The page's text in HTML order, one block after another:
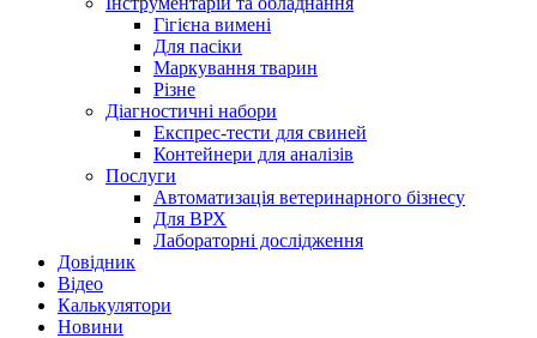
Гігієна вимені
Для пасіки
Маркування тварин
Різне
Діагностичні набори
Експрес-тести для свиней
Контейнери для аналізів
Послуги
Автоматизація ветеринарного бізнесу
Для ВРХ
Лабораторні дослідження
Довідник
Відео
Калькулятори
Новини